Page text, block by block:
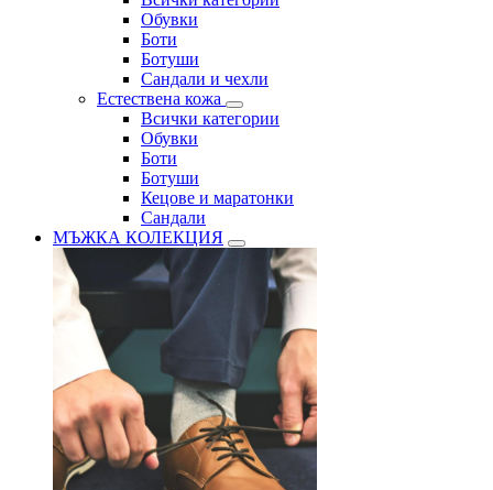
Обувки
Боти
Ботуши
Сандали и чехли
Естествена кожа
Всички категории
Обувки
Боти
Ботуши
Кецове и маратонки
Сандали
МЪЖКА КОЛЕКЦИЯ